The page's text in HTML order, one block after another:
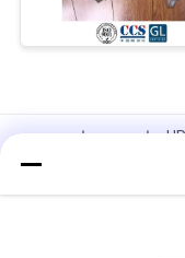
مجموعه روتور استاتور تک مرحله ای HPR 3000 برای توربوشارژر
مجموعه روتور توربوشارژر دریایی T-CR24/S کامل برای قطعات